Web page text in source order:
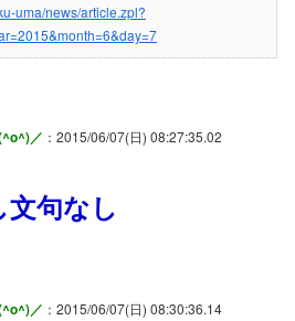
uma/news/article.zpl?
／ ：2015/06/07(日) 08:27:35.02
句なし
／ ：2015/06/07(日) 08:30:36.14